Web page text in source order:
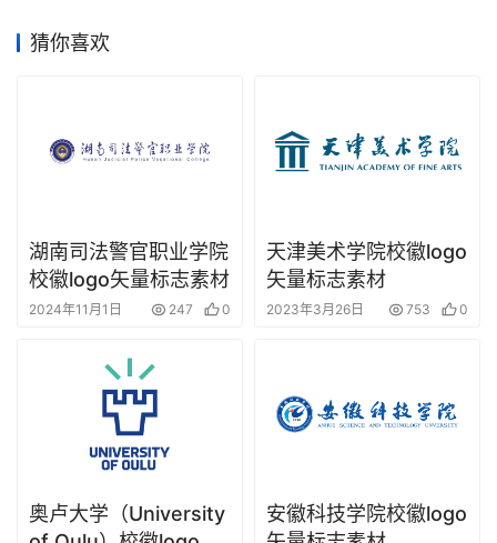
猜你喜欢
湖南司法警官职业学院
校徽logo矢量标志素材
2024年11月1日 247 0
天津美术学院校徽logo
矢量标志素材
2023年3月26日 753 0
奥卢大学（University
安徽科技学院校徽logo